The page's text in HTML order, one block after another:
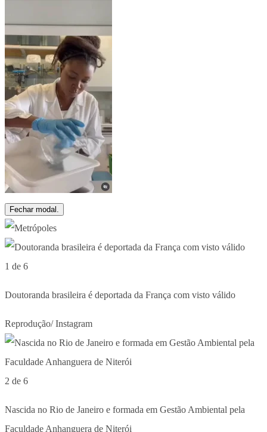
Fechar modal.
1 de 6
Doutoranda brasileira é deportada da França com visto válido
Reprodução/ Instagram
2 de 6
Nascida no Rio de Janeiro e formada em Gestão Ambiental pela
Faculdade Anhanguera de Niterói